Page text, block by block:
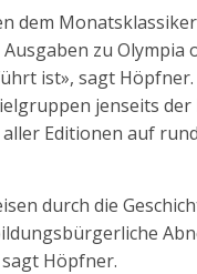
dem
zu Olympia
ist», sagt
jenseits
Editionen auf
durch die
Höpfner.